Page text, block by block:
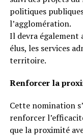
politiques
l’agglomération.
Il devra également
élus, les services
territoire.
Renforcer la
Cette nomination
renforcer
que la proximité